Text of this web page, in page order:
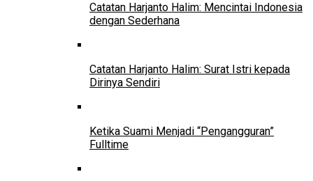
Catatan Harjanto Halim: Mencintai Indonesia
dengan Sederhana
Catatan Harjanto Halim: Surat Istri kepada
Dirinya Sendiri
Ketika Suami Menjadi “Pengangguran”
Fulltime